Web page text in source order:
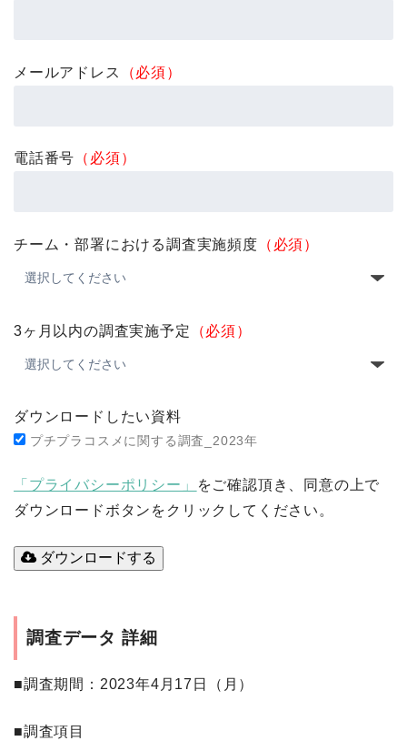
メールアドレス （必須）
電話番号 （必須）
チーム・部署における調査実施頻度 （必須）
3ヶ月以内の調査実施予定 （必須）
ダウンロードしたい資料
プチプラコスメに関する調査_2023年
「プライバシーポリシー」
をご確認頂き、同意の上で
ダウンロードボタンをクリックしてください。
ダウンロードする
調査データ 詳細
■調査期間 ：2023年4月17日（月）
■調査項目